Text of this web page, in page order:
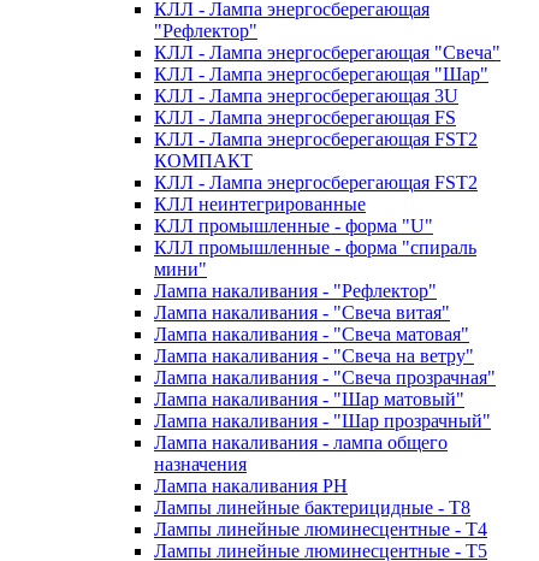
КЛЛ - Лампа энергосберегающая
"Рефлектор"
КЛЛ - Лампа энергосберегающая "Свеча"
КЛЛ - Лампа энергосберегающая "Шар"
КЛЛ - Лампа энергосберегающая 3U
КЛЛ - Лампа энергосберегающая FS
КЛЛ - Лампа энергосберегающая FST2
КОМПАКТ
КЛЛ - Лампа энергосберегающая FSТ2
КЛЛ неинтегрированные
КЛЛ промышленные - форма "U"
КЛЛ промышленные - форма "спираль
мини"
Лампа накаливания - "Рефлектор"
Лампа накаливания - "Свеча витая"
Лампа накаливания - "Свеча матовая"
Лампа накаливания - "Свеча на ветру"
Лампа накаливания - "Свеча прозрачная"
Лампа накаливания - "Шар матовый"
Лампа накаливания - "Шар прозрачный"
Лампа накаливания - лампа общего
назначения
Лампа накаливания РН
Лампы линейные бактерицидные - Т8
Лампы линейные люминесцентные - Т4
Лампы линейные люминесцентные - Т5